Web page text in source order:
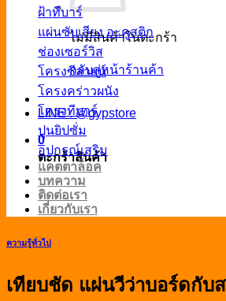
ไม่มีสินค้าในตะกร้า
กลับสู่หน้าร้านค้า
LINE : @gypstore
0
ตะกร้าสินค้า
ฝ้าทีบาร์
แผ่นซับเสียง อะคูสติก
ช่องเซอร์วิส
โครงซีลายน์
โครงคร่าวผนัง
โครงทีบาร์
ปูนยิปซั่ม
อุปกรณ์เสริม
แคตตาล็อค
บทความ
ติดต่อเรา
เกี่ยวกับเรา
ความรู้ทั่วไป
เทียบชัด แผ่นวีว่าบอร์ดกับ